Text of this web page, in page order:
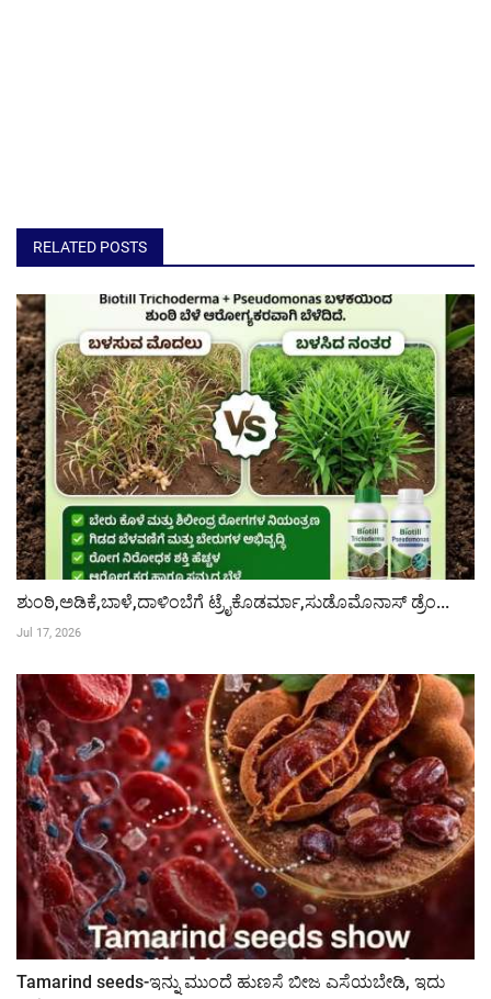
RELATED POSTS
ಶುಂಠಿ,ಅಡಿಕೆ,ಬಾಳೆ,ದಾಳಿಂಬೆಗೆ ಟ್ರೈಕೊಡರ್ಮಾ,ಸುಡೊಮೊನಾಸ್ ಡ್ರೆಂ...
Jul 17, 2026
Tamarind seeds-ಇನ್ನು ಮುಂದೆ ಹುಣಸೆ ಬೀಜ ಎಸೆಯಬೇಡಿ, ಇದು